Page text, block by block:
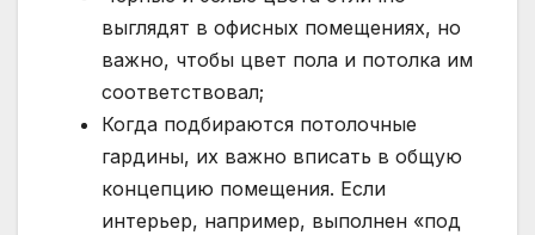
выглядят в офисных помещениях, но
важно, чтобы цвет пола и потолка им
соответствовал;
Когда подбираются потолочные
гардины, их важно вписать в общую
концепцию помещения. Если
интерьер, например, выполнен «под